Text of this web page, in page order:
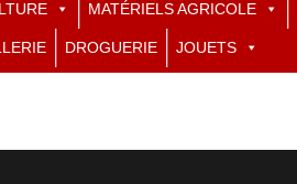
MATÉRIELS AGRICOLE
DROGUERIE JOUETS